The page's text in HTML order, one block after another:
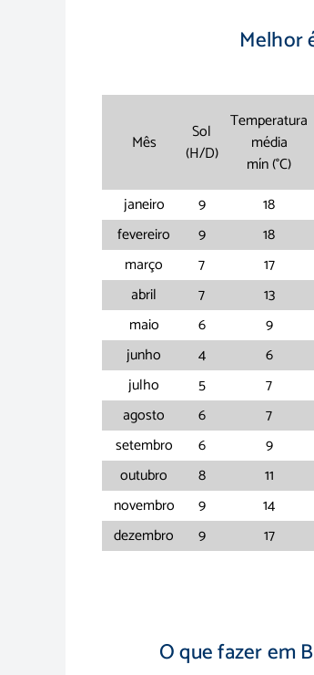
Melhor
Mês
Sol
(H/D)
Temperatura
média
mín(°C)
janeiro 9 18
fevereiro
9 18
março
7 17
abril
7 13
maio
6 9
junho
4 6
julho
5 7
agosto
6 7
setembro
6 9
outubro
8 11
novembro
9 14
dezembro
9 17
O que fazer em